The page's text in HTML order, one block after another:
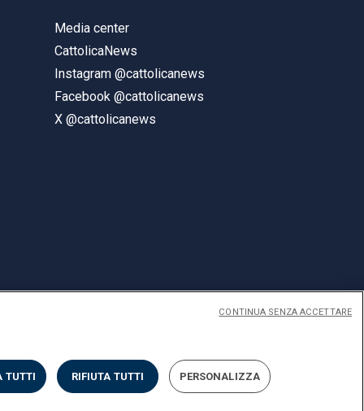
Media center
CattolicaNews
Instagram @cattolicanews
Facebook @cattolicanews
X @cattolicanews
Privacy AccessibilitàCookies Impostazione Cookies
TUTTI RIFIUTA TUTTI PERSONALIZZA
CONTINUA SENZA ACCETTARE